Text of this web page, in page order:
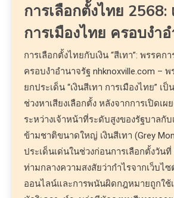
การเลือกตั้งไทย 2568:
การเมืองไทย ครอบงำ
การเลือกตั้งไทยกับเงิน “สีเทา”: พรรคก
ครอบงำอำนาจรัฐ nhknoxville.com – พ
ยกประเด็น “เงินสีเทา การเมืองไทย” เ
ช่วงหาเสียงเลือกตั้ง หลังจากการเปิดเผ
ระหว่างเจ้าหน้าที่ระดับสูงของรัฐบาลกั
ข้ามชาติขนาดใหญ่ เงินสีเทา (Grey
ประเด็นเด่นในช่วงก่อนการเลือกตั้งวัน
ท่ามกลางความสงสัยว่ากำไรจากเว็บไ
ออนไลน์และการพนันผิดกฎหมายถูกใช้เ